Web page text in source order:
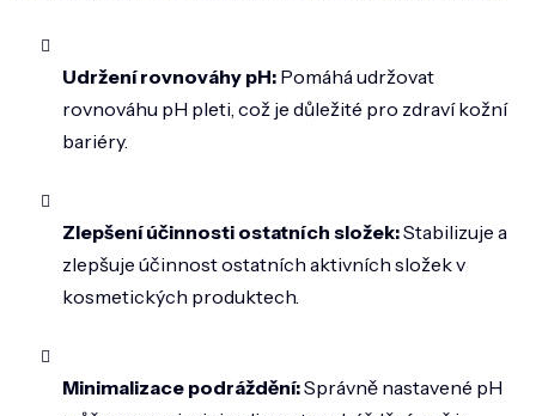
Udržení rovnováhy pH: Pomáhá udržovat
rovnováhu pH pleti, což je důležité pro zdraví kožní
bariéry.
Zlepšení účinnosti ostatních složek:Stabilizuje a
zlepšuje účinnost ostatních aktivních složek v
kosmetických produktech.
Minimalizace podráždění:Správně nastavené pH